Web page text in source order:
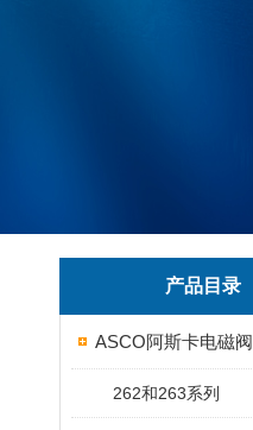
产品目录
ASCO阿斯卡电磁阀
262和263系列